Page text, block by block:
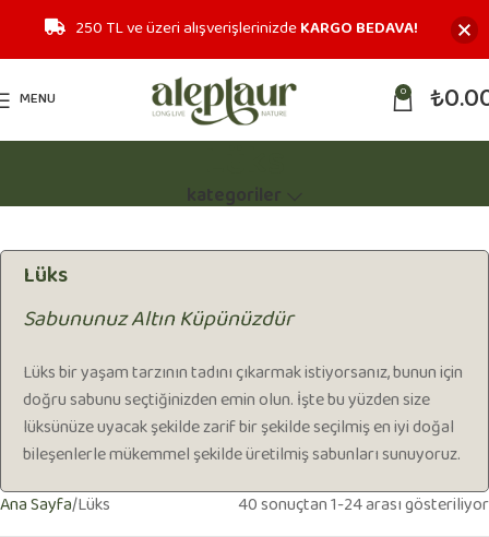
MENU 0 ₺
Lüks
kategoriler
Lüks
Sabununuz Altın Küpünüzdür
Lüks bir yaşam tarzının tadını çıkarmak istiyorsanız, bunun için
doğru sabunu seçtiğinizden emin olun. İşte bu yüzden size
lüksünüze uyacak şekilde zarif bir şekilde seçilmiş en iyi doğal
bileşenlerle mükemmel şekilde üretilmiş sabunları sunuyoruz.
Ana Sayfa Lüks
40 sonuçtan 1-24 arası gösteriliyor
250 TL ve üzeri alışverişlerinizdeKARGO BEDAVA!